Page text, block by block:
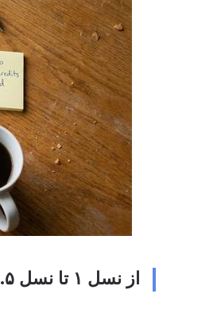
از نسل ۱ تا نسل ۴.۵: مدل‌های هوش مصنوعی Runway